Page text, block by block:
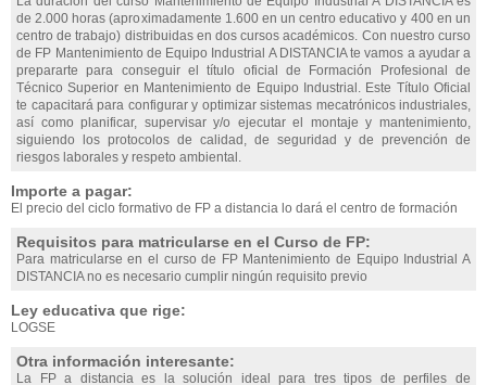
de 2.000 horas (aproximadamente 1.600 en un centro educativo y 400 en un
centro de trabajo) distribuidas en dos cursos académicos. Con nuestro curso
de FP Mantenimiento de Equipo Industrial A DISTANCIA te vamos a ayudar a
prepararte para conseguir el título oficial de Formación Profesional de
Técnico Superior en Mantenimiento de Equipo Industrial. Este Título Oficial
te capacitará para configurar y optimizar sistemas mecatrónicos industriales,
así como planificar, supervisar y/o ejecutar el montaje y mantenimiento,
siguiendo los protocolos de calidad, de seguridad y de prevención de
riesgos laborales y respeto ambiental.
Importe a pagar:
El precio del ciclo formativo de FP a distancia lo dará el centro de formación
Requisitos para matricularse en el Curso de FP:
Para matricularse en el curso de FP Mantenimiento de Equipo Industrial A
DISTANCIA no es necesario cumplir ningún requisito previo
Ley educativa que rige:
LOGSE
Otra información interesante:
La FP a distancia es la solución ideal para tres tipos de perfiles de